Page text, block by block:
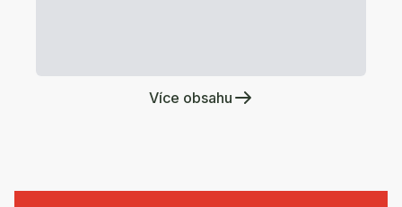
Více obsahu